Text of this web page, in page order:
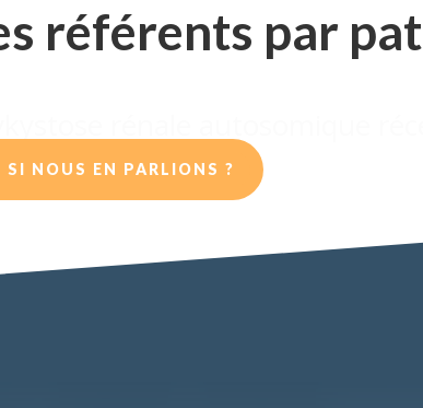
référents par
SI NOUS EN PARLIONS ?